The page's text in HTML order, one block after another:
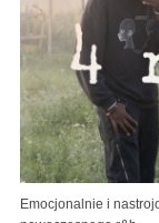
Emocjonalnie i